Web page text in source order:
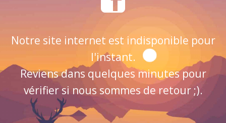
Notre site internet est indisponible pour
l'instant.
Reviens dans quelques minutes pour
vérifier si nous sommes de retour ;).